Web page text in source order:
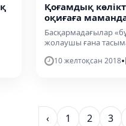
Қоғамдық
оқиғаға
Басқармадағылар
жолаушы ғана
10 желтоқсан 2018•
‹ 1 2 3